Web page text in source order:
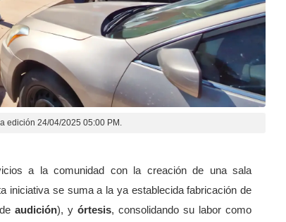
edición 24/04/2025 05:00 PM.
a la comunidad con la creación de una sala
iniciativa se suma a la ya establecida fabricación de
audición), y órtesis, consolidando su labor como